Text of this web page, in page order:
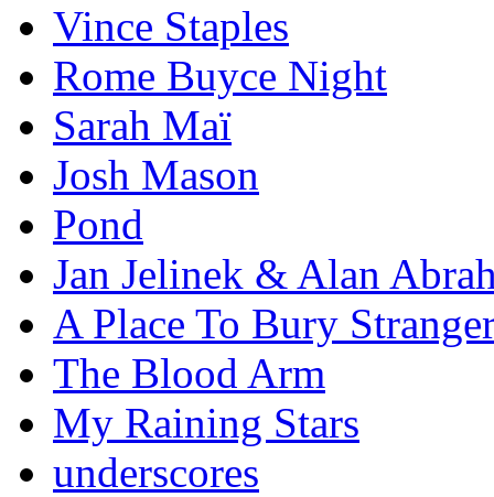
Vince Staples
Rome Buyce Night
Sarah Maï
Josh Mason
Pond
Jan Jelinek & Alan
A Place To Bury
The Blood Arm
My Raining Stars
underscores